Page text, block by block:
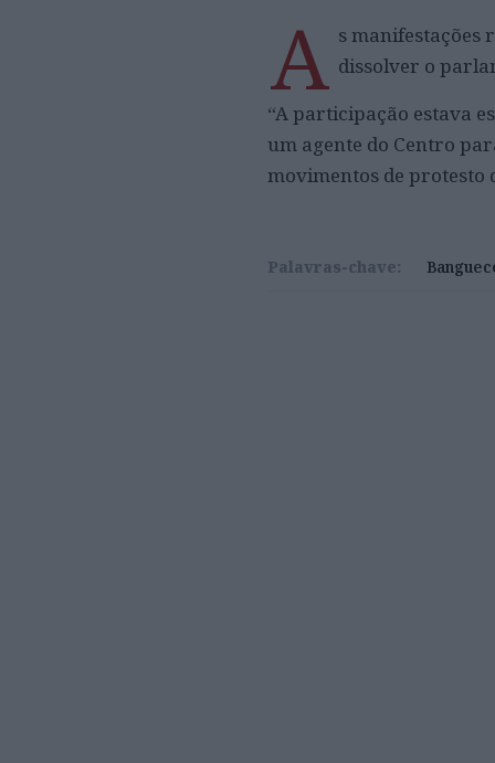
A s manifestações
dissolver o
“A participação estava
um agente do Centro
movimentos de protesto
Palavras-chave: